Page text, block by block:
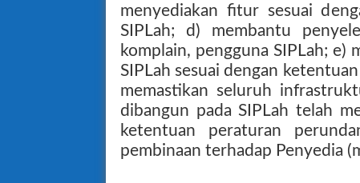
menyediakan fitur sesuai
SIPLah; d) membantu
komplain, pengguna SIPLah; e)
SIPLah sesuai dengan
memastikan seluruh
dibangun pada SIPLah telah
ketentuan peraturan
pembinaan terhadap Penyedia